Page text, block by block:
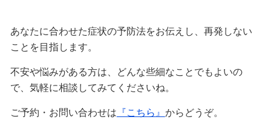
あなたに合わせた症状の予防法をお伝えし、再発しない
ことを目指します。
不安や悩みがある方は、どんな些細なことでもよいの
で、気軽に相談してみてくださいね。
ご予約・お問い合わせは 『こちら』 からどうぞ。